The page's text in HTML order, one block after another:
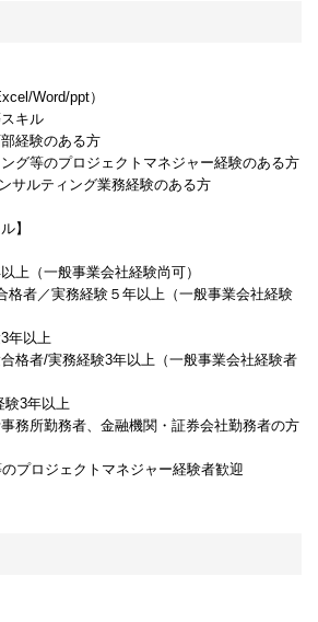
Word/ppt）
キル
経験のある方
グ等のプロジェクトマネジャー経験のある方
サルティング業務経験のある方
】
上（一般事業会社経験尚可）
格者／実務経験５年以上（一般事業会社経験
年以上
格者/実務経験3年以上（一般事業会社経験者
験3年以上
務所勤務者、金融機関・証券会社勤務者の方
プロジェクトマネジャー経験者歓迎